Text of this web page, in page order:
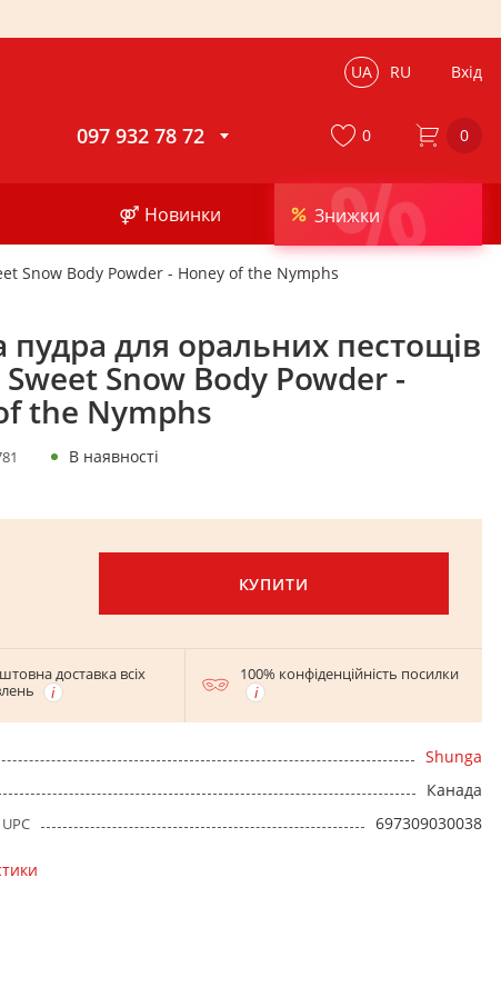
UA RU Вхід
097 932 78 72 0
⚤ Новинки %
Знижки
0
Snow Body Powder - Honey of the Nymphs
для оральних пестощів
Snow Body Powder -
the Nymphs
В наявності
КУПИТИ
доставка всіх
100% конфіденційність посилки
Shunga
Канада
697309030038